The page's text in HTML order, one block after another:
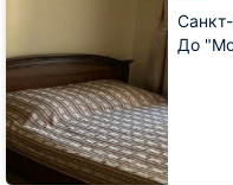
До